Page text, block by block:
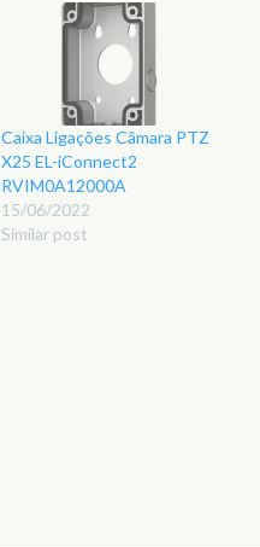
Caixa Ligações Câmara PTZ
X25 EL-iConnect2
RVIM0A12000A
15/06/2022
Similar post